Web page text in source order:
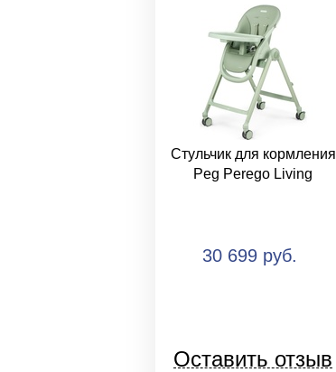
Стульчик для кормления
Peg Perego Living
30 699 руб.
Оставить отзыв